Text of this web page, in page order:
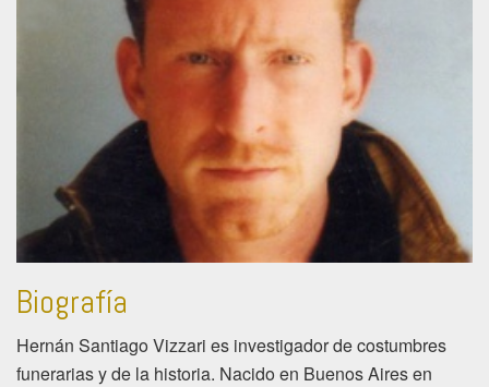
Biografía
Hernán Santiago Vizzari es investigador de costumbres
funerarias y de la historia. Nacido en Buenos Aires en